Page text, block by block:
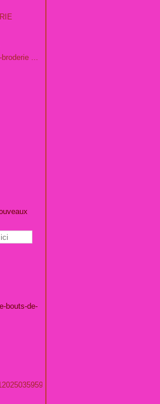
de noel de Lucia... -
...
bouts-de-